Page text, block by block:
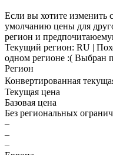
Если вы хотите изменить
умолчанию цены для
регион и
Текущий регион: RU |
одном регионе :( Выбран
Регион
Конвертированная
Текущая цена
Базовая цена
Без региональных
–
–
–